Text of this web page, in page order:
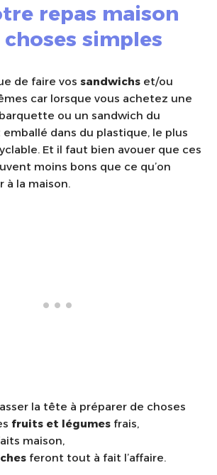
repas maison
choses simples
de faire vos sandwichs et/ou
car lorsque vous achetez une
ou un sandwich du
dans du plastique, le plus
Et il faut bien avouer que ces
moins bons que ce qu’on
à la maison.
la tête à préparer de choses
fruits et légumes frais,
maison,
feront tout à fait l’affaire.